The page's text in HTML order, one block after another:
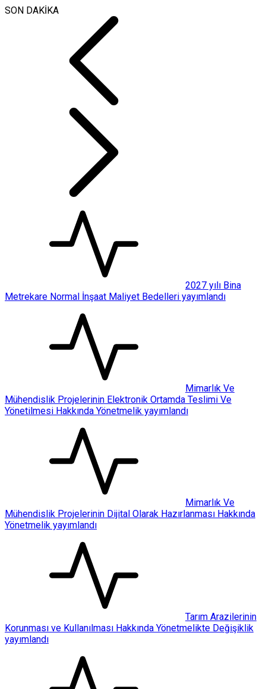
SON DAKİKA
2027 yılı Bina
Metrekare Normal İnşaat Maliyet Bedelleri yayımlandı
Mimarlık Ve
Mühendislik Projelerinin Elektronik Ortamda Teslimi Ve
Yönetilmesi Hakkında Yönetmelik yayımlandı
Mimarlık Ve
Mühendislik Projelerinin Dijital Olarak Hazırlanması Hakkında
Yönetmelik yayımlandı
Tarım Arazilerinin
Korunması ve Kullanılması Hakkında Yönetmelikte Değişiklik
yayımlandı